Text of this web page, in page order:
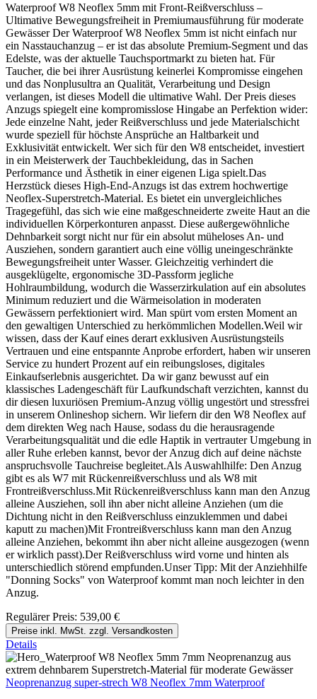
Waterproof W8 Neoflex 5mm mit Front-Reißverschluss –
Ultimative Bewegungsfreiheit in Premiumausführung für moderate
Gewässer Der Waterproof W8 Neoflex 5mm ist nicht einfach nur
ein Nasstauchanzug – er ist das absolute Premium-Segment und das
Edelste, was der aktuelle Tauchsportmarkt zu bieten hat. Für
Taucher, die bei ihrer Ausrüstung keinerlei Kompromisse eingehen
und das Nonplusultra an Qualität, Verarbeitung und Design
verlangen, ist dieses Modell die ultimative Wahl. Der Preis dieses
Anzugs spiegelt eine kompromisslose Hingabe an Perfektion wider:
Jede einzelne Naht, jeder Reißverschluss und jede Materialschicht
wurde speziell für höchste Ansprüche an Haltbarkeit und
Exklusivität entwickelt. Wer sich für den W8 entscheidet, investiert
in ein Meisterwerk der Tauchbekleidung, das in Sachen
Performance und Ästhetik in einer eigenen Liga spielt.Das
Herzstück dieses High-End-Anzugs ist das extrem hochwertige
Neoflex-Superstretch-Material. Es bietet ein unvergleichliches
Tragegefühl, das sich wie eine maßgeschneiderte zweite Haut an die
individuellen Körperkonturen anpasst. Diese außergewöhnliche
Dehnbarkeit sorgt nicht nur für ein absolut müheloses An- und
Ausziehen, sondern garantiert auch eine völlig uneingeschränkte
Bewegungsfreiheit unter Wasser. Gleichzeitig verhindert die
ausgeklügelte, ergonomische 3D-Passform jegliche
Hohlraumbildung, wodurch die Wasserzirkulation auf ein absolutes
Minimum reduziert und die Wärmeisolation in moderaten
Gewässern perfektioniert wird. Man spürt vom ersten Moment an
den gewaltigen Unterschied zu herkömmlichen Modellen.Weil wir
wissen, dass der Kauf eines derart exklusiven Ausrüstungsteils
Vertrauen und eine entspannte Anprobe erfordert, haben wir unseren
Service zu hundert Prozent auf ein reibungsloses, digitales
Einkaufserlebnis ausgerichtet. Da wir ganz bewusst auf ein
klassisches Ladengeschäft für Laufkundschaft verzichten, kannst du
dir diesen luxuriösen Premium-Anzug völlig ungestört und stressfrei
in unserem Onlineshop sichern. Wir liefern dir den W8 Neoflex auf
dem direkten Weg nach Hause, sodass du die herausragende
Verarbeitungsqualität und die edle Haptik in vertrauter Umgebung in
aller Ruhe erleben kannst, bevor der Anzug dich auf deine nächste
anspruchsvolle Tauchreise begleitet.Als Auswahlhilfe: Den Anzug
gibt es als W7 mit Rückenreißverschluss und als W8 mit
Frontreißverschluss.Mit Rückenreißverschluss kann man den Anzug
alleine Ausziehen, soll ihn aber nicht alleine Anziehen (um die
Dichtung nicht in den Reißverschluss einzuklemmen und dabei
kaputt zu machen)Mit Frontreißverschluss kann man den Anzug
alleine Anziehen, bekommt ihn aber nicht alleine ausgezogen (wenn
er wirklich passt).Der Reißverschluss wird vorne und hinten als
unterschiedlich störend empfunden.Unser Tipp: Mit der Anziehhilfe
"Donning Socks" von Waterproof kommt man noch leichter in den
Anzug.
Regulärer Preis: 539,00 €
Preise inkl. MwSt. zzgl. Versandkosten
Details
Neoprenanzug super-strech W8 Neoflex 7mm Waterproof